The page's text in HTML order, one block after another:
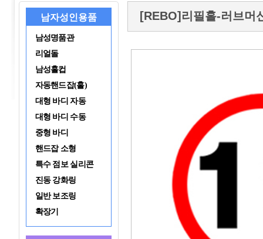
남자성인용품
남성명품관
리얼돌
남성홀컵
자동핸드잡(홀)
대형 바디 자동
대형 바디 수동
중형 바디
핸드잡 소형
특수 점보 실리콘
진동 강화링
일반 보조링
확장기
[REBO]리필홀-러브머